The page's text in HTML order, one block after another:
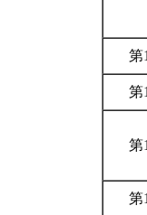
第
第
第
第